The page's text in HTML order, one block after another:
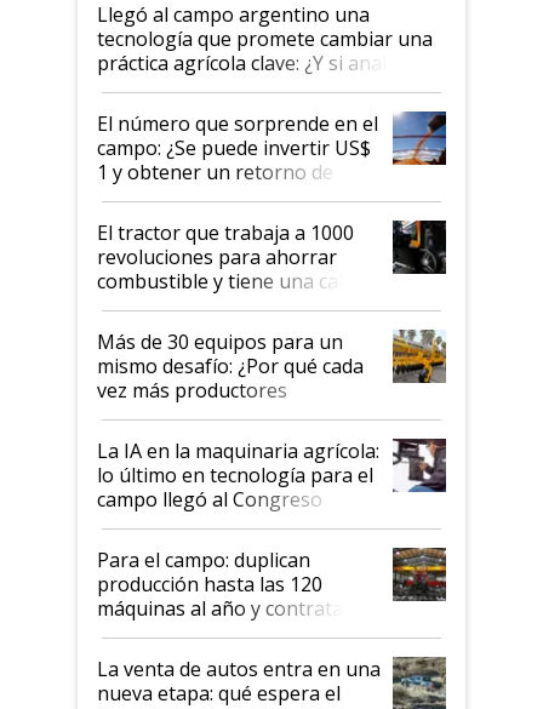
Llegó al campo argentino una
tecnología que promete cambiar una
práctica agrícola clave: ¿Y si analizar
el suelo fuera tan simple como
apretar un botón?
El número que sorprende en el
campo: ¿Se puede invertir US$
1 y obtener un retorno de
hasta US$ 10 en agricultura?
El tractor que trabaja a 1000
revoluciones para ahorrar
combustible y tiene una cabina
que parece una computadora:
lo último en el mundo,
disponible en Argentina
Más de 30 equipos para un
mismo desafío: ¿Por qué cada
vez más productores
incorporan fertilizante bajo
tierra?
La IA en la maquinaria agrícola:
lo último en tecnología para el
campo llegó al Congreso
Aapresid 2026
Para el campo: duplican
producción hasta las 120
máquinas al año y contratan
especialistas de la industria
automotriz para lograrlo
La venta de autos entra en una
nueva etapa: qué espera el